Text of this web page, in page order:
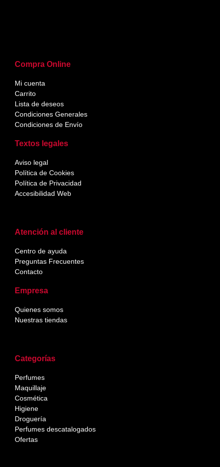
Categorías
Perfumes
Maquillaje
Cosmética
Higiene
Droguería
Perfumes descatalogados
Ofertas
Atención al cliente
Centro de ayuda
Preguntas Frecuentes
Contacto
Empresa
Quienes somos
Nuestras tiendas
Compra Online
Mi cuenta
Carrito
Lista de deseos
Condiciones Generales
Condiciones de Envío
Textos legales
Aviso legal
Política de Cookies
Política de Privacidad
Accesibilidad Web